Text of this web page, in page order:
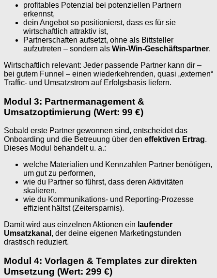
profitables Potenzial bei potenziellen Partnern
erkennst,
dein Angebot so positionierst, dass es für sie
wirtschaftlich attraktiv ist,
Partnerschaften aufsetzt, ohne als Bittsteller
aufzutreten – sondern als Win-Win-Geschäftspartner.
Wirtschaftlich relevant: Jeder passende Partner kann dir –
bei gutem Funnel – einen wiederkehrenden, quasi „externen“
Traffic- und Umsatzstrom auf Erfolgsbasis liefern.
Modul 3: Partnermanagement &
Umsatzoptimierung (Wert: 99 €)
Sobald erste Partner gewonnen sind, entscheidet das
Onboarding und die Betreuung über den effektiven Ertrag.
Dieses Modul behandelt u. a.:
welche Materialien und Kennzahlen Partner benötigen,
um gut zu performen,
wie du Partner so führst, dass deren Aktivitäten
skalieren,
wie du Kommunikations- und Reporting-Prozesse
effizient hältst (Zeitersparnis).
Damit wird aus einzelnen Aktionen ein laufender
Umsatzkanal , der deine eigenen Marketingstunden
drastisch reduziert.
Modul 4: Vorlagen & Templates zur direkten
Umsetzung (Wert: 299 €)